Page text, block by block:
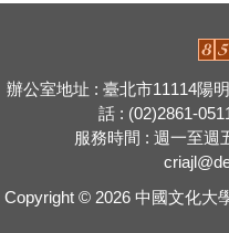
辦公室地址 : 臺北市11114陽
話 : (02)2861-
服務時間 : 週一至週
Copyright © 2026 中國文化大